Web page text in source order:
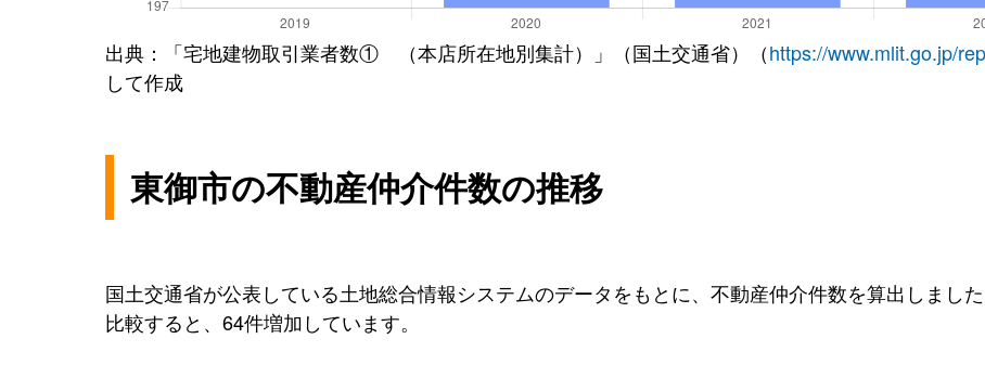
出典：「宅地建物取引業者数① （本店所在地別集計）」（国土交通省）（https://www.mlit.go.jp/
して作成
東御市の不動産仲介件数の推移
国土交通省が公表している土地総合情報システムのデータをもとに、不動産仲介件数を算出しまし
比較すると、64件増加しています。